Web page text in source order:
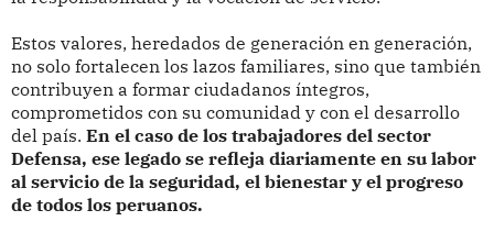
Estos valores, heredados de generación en generación,
no solo fortalecen los lazos familiares, sino que también
contribuyen a formar ciudadanos íntegros,
comprometidos con su comunidad y con el desarrollo
del país. En el caso de los trabajadores del sector
Defensa, ese legado se refleja diariamente en su labor
al servicio de la seguridad, el bienestar y el progreso
de todos los peruanos.